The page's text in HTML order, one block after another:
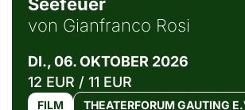
von Gianfranco Rosi
DI., 06. OKTOBER 2026
12 EUR / 11 EUR
FILM THEATERFORUM GAUTING